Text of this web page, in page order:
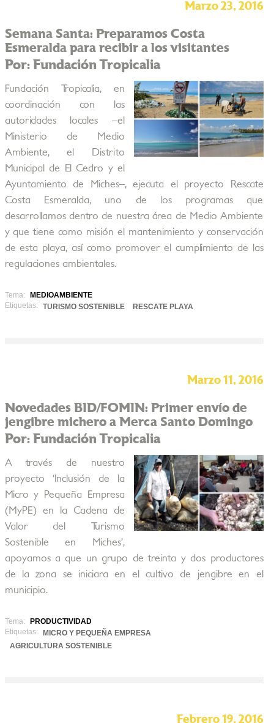
Marzo 23, 2016
Semana Santa: Preparamos Costa
Esmeralda para recibir a los visitantes
Por: Fundación Tropicalia
Fundación Tropicalia, en
coordinación con las
autoridades locales –el
Ministerio de Medio
Ambiente, el Distrito
Municipal de El Cedro y el
Ayuntamiento de Miches–, ejecuta el proyecto Rescate
Costa Esmeralda, uno de los programas que
desarrollamos dentro de nuestra área de Medio Ambiente
y que tiene como misión el mantenimiento y conservación
de esta playa, así como promover el cumplimiento de las
regulaciones ambientales.
Tema:
MEDIOAMBIENTE
Etiquetas:
TURISMO SOSTENIBLE RESCATE PLAYA
Marzo 11, 2016
Novedades BID/FOMIN: Primer envío de
jengibre michero a Merca Santo Domingo
Por: Fundación Tropicalia
A través de nuestro
proyecto ‘Inclusión de la
Micro y Pequeña Empresa
(MyPE) en la Cadena de
Valor del Turismo
Sostenible en Miches’,
apoyamos a que un grupo de treinta y dos productores
de la zona se iniciara en el cultivo de jengibre en el
municipio.
Tema:
PRODUCTIVIDAD
Etiquetas:
MICRO Y PEQUEÑA EMPRESA
AGRICULTURA SOSTENIBLE
Febrero 19, 2016